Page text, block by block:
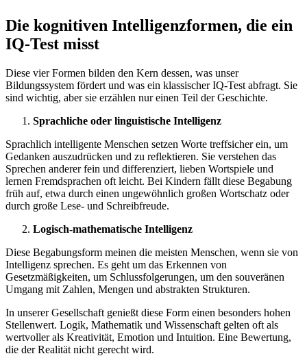
Die kognitiven Intelligenzformen, die ein
IQ-Test misst
Diese vier Formen bilden den Kern dessen, was unser
Bildungssystem fördert und was ein klassischer IQ-Test abfragt. Sie
sind wichtig, aber sie erzählen nur einen Teil der Geschichte.
Sprachliche oder linguistische Intelligenz
Sprachlich intelligente Menschen setzen Worte treffsicher ein, um
Gedanken auszudrücken und zu reflektieren. Sie verstehen das
Sprechen anderer fein und differenziert, lieben Wortspiele und
lernen Fremdsprachen oft leicht. Bei Kindern fällt diese Begabung
früh auf, etwa durch einen ungewöhnlich großen Wortschatz oder
durch große Lese- und Schreibfreude.
Logisch-mathematische Intelligenz
Diese Begabungsform meinen die meisten Menschen, wenn sie von
Intelligenz sprechen. Es geht um das Erkennen von
Gesetzmäßigkeiten, um Schlussfolgerungen, um den souveränen
Umgang mit Zahlen, Mengen und abstrakten Strukturen.
In unserer Gesellschaft genießt diese Form einen besonders hohen
Stellenwert. Logik, Mathematik und Wissenschaft gelten oft als
wertvoller als Kreativität, Emotion und Intuition. Eine Bewertung,
die der Realität nicht gerecht wird.